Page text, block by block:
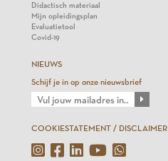
Didactisch materiaal
Mijn opleidingsplan
Evaluatietool
Covid-19
NIEUWS
Schijf je in op onze nieuwsbrief
COOKIESTATEMENT / DISCLAIMER